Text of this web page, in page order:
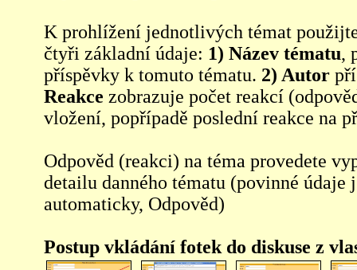
K prohlížení jednotlivých témat
čtyři základní údaje: 1) Název tématu,
příspěvky k tomuto tématu. 2) Autor
Reakce zobrazuje počet reakcí
vložení, popřípadě poslední reakce na
Odpověd (reakci) na téma provedete
detailu danného tématu (povinné údaje
automaticky, Odpověd)
Postup vkládání fotek do diskuse z